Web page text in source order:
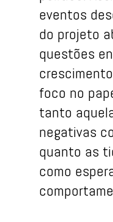
eventos
do projeto
questões
foco no
tanto
negativas
quanto as
como